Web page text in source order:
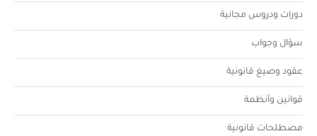
دورات ودروس مجانية
سؤال وجواب
عقود وصيغ قانونية
قوانين وأنظمة
مصطلحات قانونية